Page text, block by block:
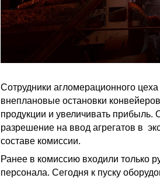
Сотрудники агломерационного
внеплановые остановки
продукции и увеличивать
разрешение на ввод агрегатов в
составе комиссии.
Ранее в комиссию входили только
персонала. Сегодня к пуску